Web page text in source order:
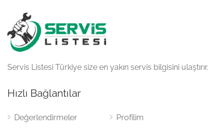
Servis Listesi Türkiye size en yakın servis bilgisini ulaştırır.
Hızlı Bağlantılar
Değerlendirmeler Profilim